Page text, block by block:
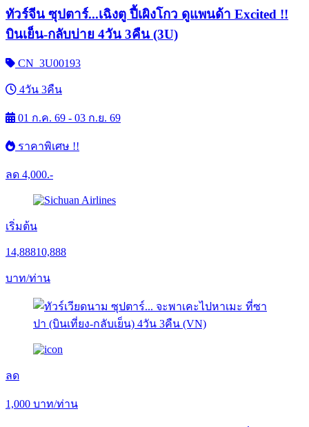
ทัวร์จีน ซุปตาร์...เฉิงตู ปี้เผิงโกว ดูแพนด้า Excited !!
บินเย็น-กลับบ่าย 4วัน 3คืน (3U)
CN_3U00193
4วัน 3คืน
01 ก.ค. 69 - 03 ก.ย. 69
ราคาพิเศษ !!
ลด 4,000.-
เริ่มต้น
14,88810,888
บาท/ท่าน
ลด
1,000 บาท/ท่าน